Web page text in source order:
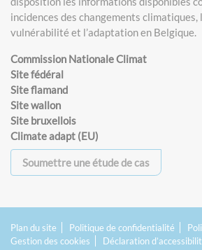
incidences des changements climatiques,
vulnérabilité et l’adaptation en Belgique.
Commission Nationale Climat
Site fédéral
Site flamand
Site wallon
Site bruxellois
Climate adapt (EU)
Soumettre une étude de cas
Plan du site Politique de confidentialité
Gestion des cookies
Déclaration